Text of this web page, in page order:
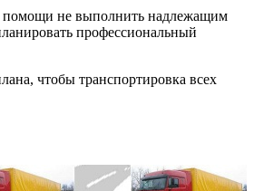
помощи не выполнить надлежащим
профессиональный
чтобы транспортировка всех